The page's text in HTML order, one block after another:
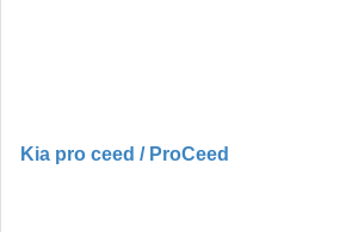
Kia pro ceed / ProCeed